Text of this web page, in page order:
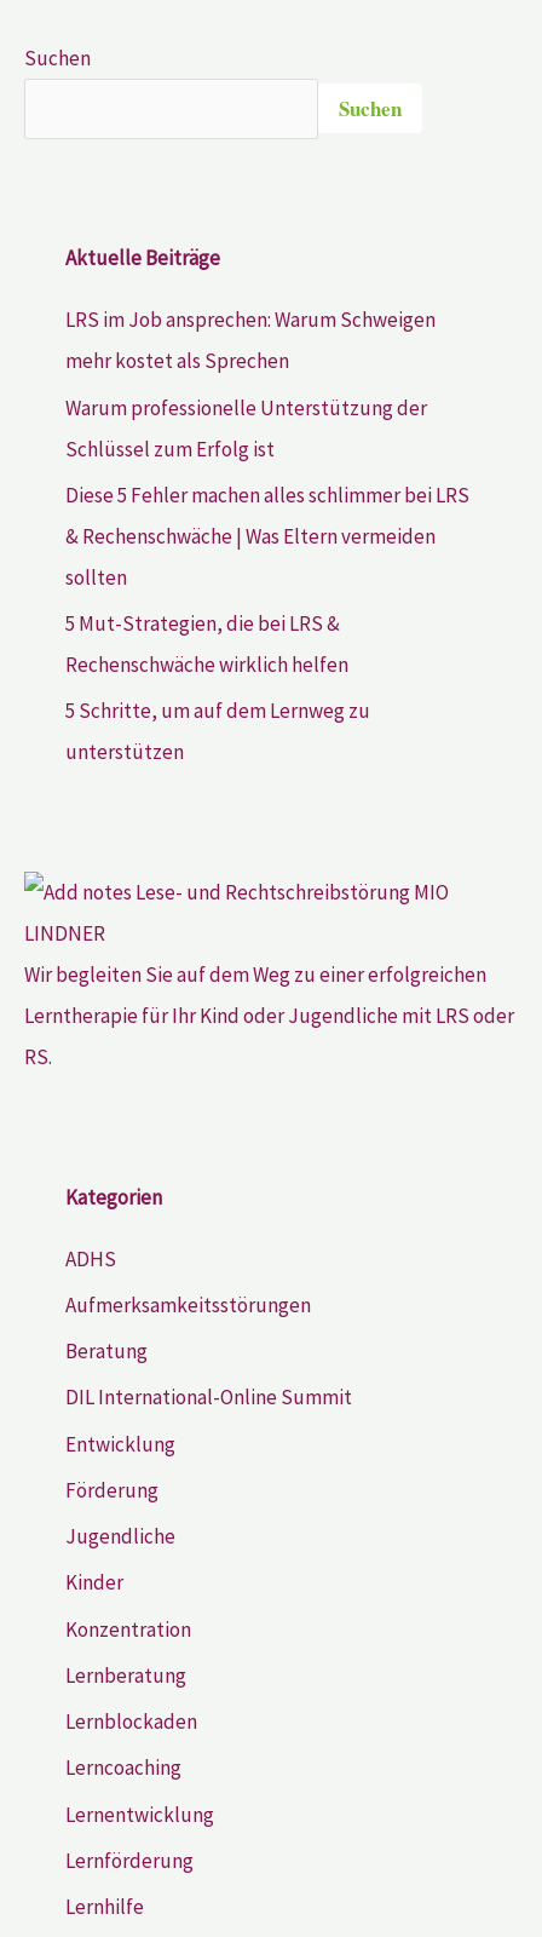
Suchen
Suchen
Aktuelle Beiträge
LRS im Job ansprechen: Warum Schweigen
mehr kostet als Sprechen
Warum professionelle Unterstützung der
Schlüssel zum Erfolg ist
Diese 5 Fehler machen alles schlimmer bei LRS
& Rechenschwäche | Was Eltern vermeiden
sollten
5 Mut-Strategien, die bei LRS &
Rechenschwäche wirklich helfen
5 Schritte, um auf dem Lernweg zu
unterstützen
Wir begleiten Sie auf dem Weg zu einer erfolgreichen
Lerntherapie für Ihr Kind oder Jugendliche mit LRS oder
RS.
Kategorien
ADHS
Aufmerksamkeitsstörungen
Beratung
DIL International-Online Summit
Entwicklung
Förderung
Jugendliche
Kinder
Konzentration
Lernberatung
Lernblockaden
Lerncoaching
Lernentwicklung
Lernförderung
Lernhilfe